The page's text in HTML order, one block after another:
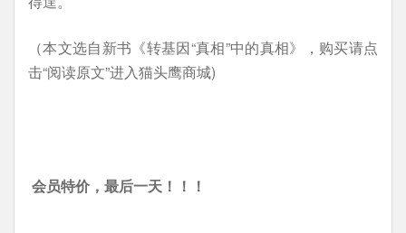
（本文选自新书《转基因“真相”中的真相》，购买请点
击“阅读原文”进入猫头鹰商城)
会员特价，最后一天！！！